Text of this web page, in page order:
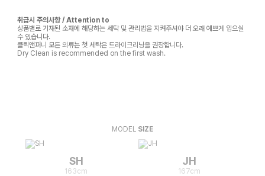
취급시 주의사항 / Attention to
상품별로 기재된 소재에 해당하는 세탁 및 관리법을 지켜주셔야 더 오래 예쁘게 입으실
수 있습니다.
클릭앤퍼니 모든 의류는 첫 세탁은 드라이크리닝을 권장합니다.
Dry Clean is recommended on the first wash.
MODEL SIZE
SH
163cm
JH
167cm